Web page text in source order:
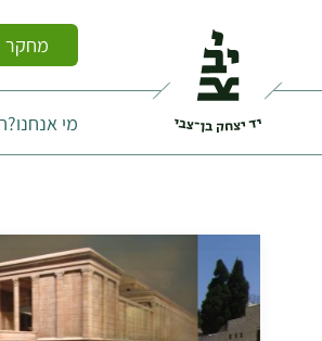
מחקר
מי אנחנו?